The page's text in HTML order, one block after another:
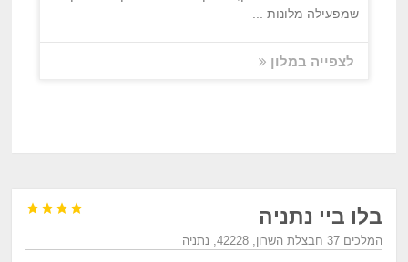
שמפעילה מלונות ...
לצפייה במלון
בלו ביי נתניה 



המלכים 37 חבצלת השרון, 42228, נתניה